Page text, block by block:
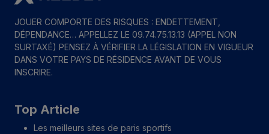
JOUER COMPORTE DES RISQUES : ENDETTEMENT,
DÉPENDANCE… APPELLEZ LE 09.74.75.13.13 (APPEL NON
SURTAXÉ) PENSEZ À VÉRIFIER LA LÉGISLATION EN VIGUEUR
DANS VOTRE PAYS DE RÉSIDENCE AVANT DE VOUS
INSCRIRE.
Top Article
Les meilleurs sites de paris sportifs